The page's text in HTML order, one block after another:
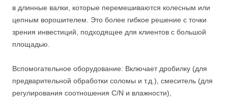
в длинные валки, которые перемешиваются колесным или
цепным ворошителем. Это более гибкое решение с точки
зрения инвестиций, подходящее для клиентов с большой
площадью.
Вспомогательное оборудование: Включает дробилку (для
предварительной обработки соломы и т.д.), смеситель (для
регулирования соотношения C/N и влажности),